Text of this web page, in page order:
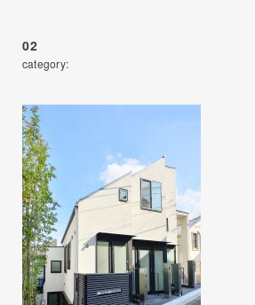
02
category: